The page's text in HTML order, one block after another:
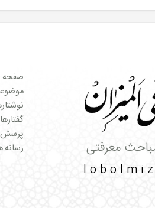
معرفتی
صفحه
گفتارها
پرسش
رسانه